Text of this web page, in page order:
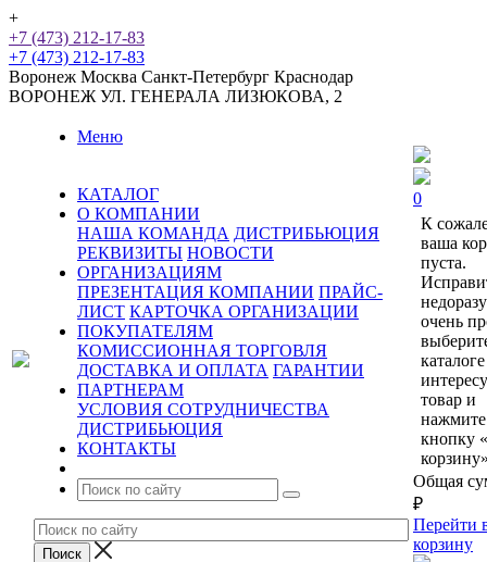
+
+7 (473) 212-17-83
+7 (473) 212-17-83
Воронеж Москва Санкт-Петербург Краснодар
ВОРОНЕЖ УЛ. ГЕНЕРАЛА ЛИЗЮКОВА, 2
Меню
КАТАЛОГ
О КОМПАНИИ
НАША КОМАНДА ДИСТРИБЬЮЦИЯ
РЕКВИЗИТЫ НОВОСТИ
ОРГАНИЗАЦИЯМ
ПРЕЗЕНТАЦИЯ КОМПАНИИ ПРАЙС-
ЛИСТ КАРТОЧКА ОРГАНИЗАЦИИ
ПОКУПАТЕЛЯМ
КОМИССИОННАЯ ТОРГОВЛЯ
ДОСТАВКА И ОПЛАТА ГАРАНТИИ
ПАРТНЕРАМ
УСЛОВИЯ СОТРУДНИЧЕСТВА
ДИСТРИБЬЮЦИЯ
КОНТАКТЫ
0
К
ваша
пуста.
очень
каталоге
товар и
нажмите
кнопку
Общая
₽
Перейти
корзину